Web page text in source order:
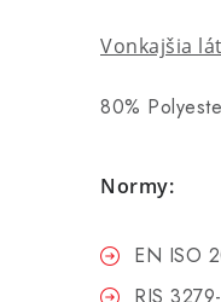
Vonkajšia
80%
Normy:
EN ISO